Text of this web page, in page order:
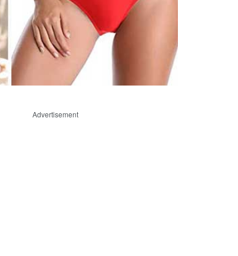
Advertisement